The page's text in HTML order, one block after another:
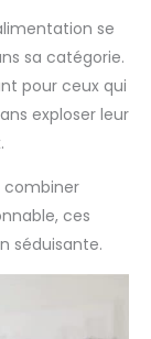
ET
:
des
et
se
sa catégorie.
pour ceux qui
exploser leur
combiner
ces
séduisante.